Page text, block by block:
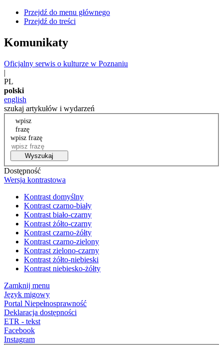
Przejdź do menu głównego
Przejdź do treści
Komunikaty
Oficjalny serwis o kulturze w Poznaniu
|
PL
polski
english
szukaj artykułów i wydarzeń
wpisz
frazę
wpisz frazę
Wyszukaj
Dostępność
Wersja kontrastowa
Kontrast domyślny
Kontrast czarno-biały
Kontrast biało-czarny
Kontrast żółto-czarny
Kontrast czarno-żółty
Kontrast czarno-zielony
Kontrast zielono-czarny
Kontrast żółto-niebieski
Kontrast niebiesko-żółty
Zamknij menu
Język migowy
Portal Niepełnosprawność
Deklaracja dostępności
ETR - tekst
Facebook
Instagram